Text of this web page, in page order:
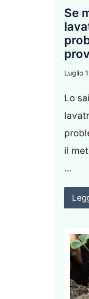
Se
Luglio
Lo
il
...